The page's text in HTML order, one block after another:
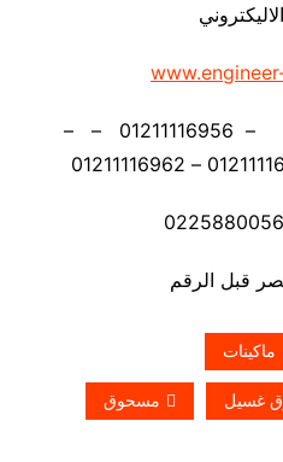
موبايل: 01211116954 – – 01211116956 – –
ماكينات
غسيل مسحوق